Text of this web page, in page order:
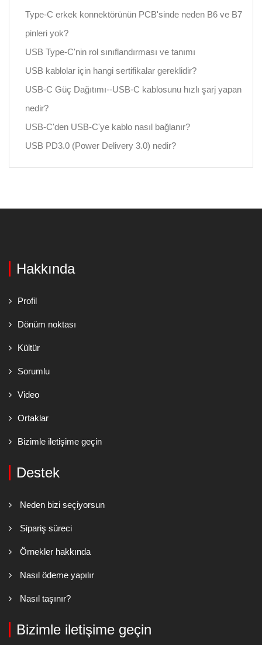
Type-C erkek konnektörünün PCB'sinde neden B6 ve B7
pinleri yok?
USB Type-C'nin rol sınıflandırması ve tanımı
USB kablolar için hangi sertifikalar gereklidir?
USB-C Güç Dağıtımı--USB-C kablosunu hızlı şarj yapan
nedir?
USB-C'den USB-C'ye kablo nasıl bağlanır?
USB PD3.0 (Power Delivery 3.0) nedir?
Hakkında
Profil
Dönüm noktası
Kültür
Sorumlu
Video
Ortaklar
Bizimle iletişime geçin
Destek
Neden bizi seçiyorsun
Sipariş süreci
Örnekler hakkında
Nasıl ödeme yapılır
Nasıl taşınır?
Bizimle iletişime geçin